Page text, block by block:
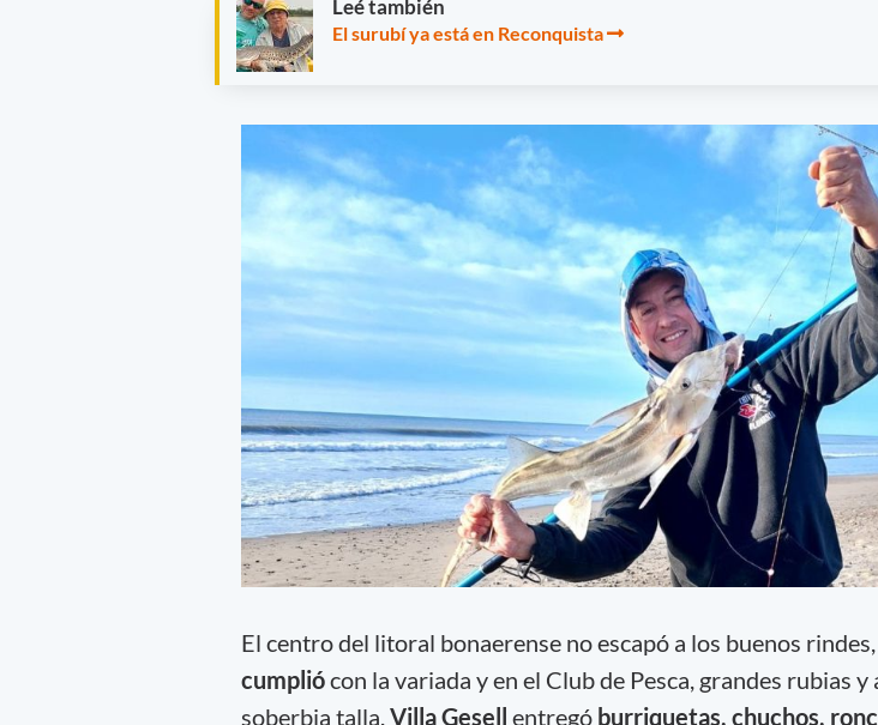
Leé también
El surubí ya está en Reconquista
El centro del litoral bonaerense no escapó a los buenos rindes,
cumpliócon la variada y en el Club de Pesca, grandes rubias y
soberbia talla. Villa Gesell entregó burriquetas, chuchos,